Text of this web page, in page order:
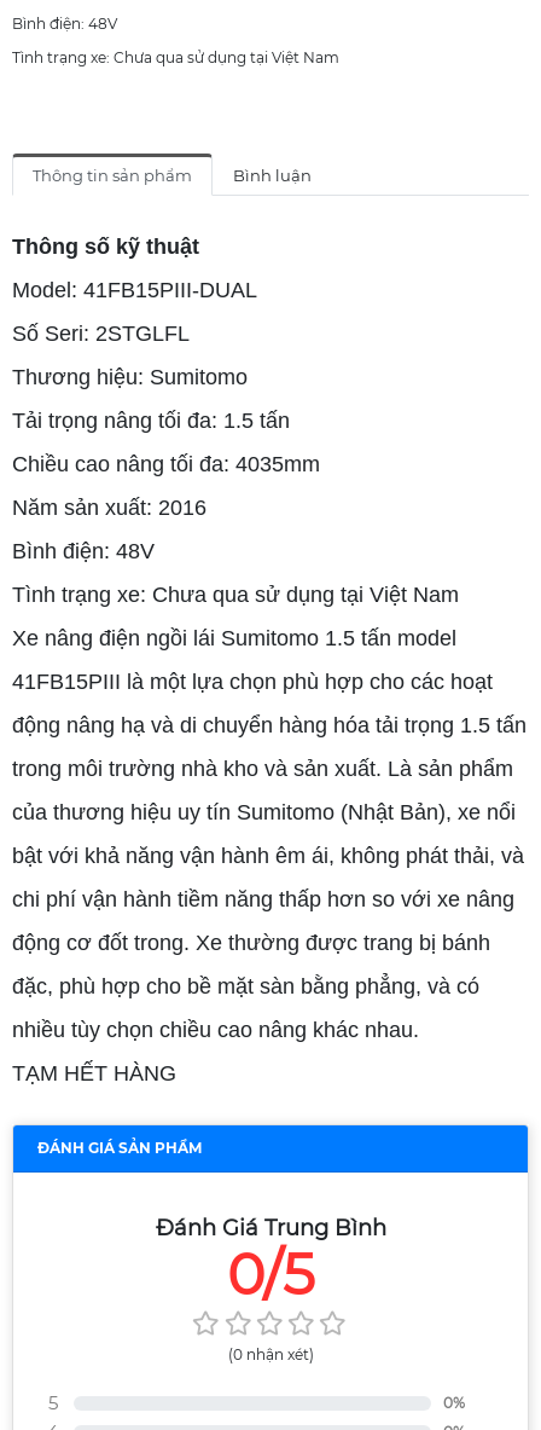
Bình điện: 48V
Tình trạng xe: Chưa qua sử dụng tại Việt Nam
Thông tin sản phẩm Bình luận
Thông số kỹ thuật
Model: 41FB15PIII-DUAL
Số Seri: 2STGLFL
Thương hiệu: Sumitomo
Tải trọng nâng tối đa: 1.5 tấn
Chiều cao nâng tối đa: 4035mm
Năm sản xuất: 2016
Bình điện: 48V
Tình trạng xe: Chưa qua sử dụng tại Việt Nam
Xe nâng điện ngồi lái Sumitomo 1.5 tấn model
41FB15PIII là một lựa chọn phù hợp cho các hoạt
động nâng hạ và di chuyển hàng hóa tải trọng 1.5 tấn
trong môi trường nhà kho và sản xuất. Là sản phẩm
của thương hiệu uy tín Sumitomo (Nhật Bản), xe nổi
bật với khả năng vận hành êm ái, không phát thải, và
chi phí vận hành tiềm năng thấp hơn so với xe nâng
động cơ đốt trong. Xe thường được trang bị bánh
đặc, phù hợp cho bề mặt sàn bằng phẳng, và có
nhiều tùy chọn chiều cao nâng khác nhau.
TẠM HẾT HÀNG
ĐÁNH GIÁ SẢN PHẨM
Đánh Giá Trung Bình
0/5
(0 nhận xét)
5 0%